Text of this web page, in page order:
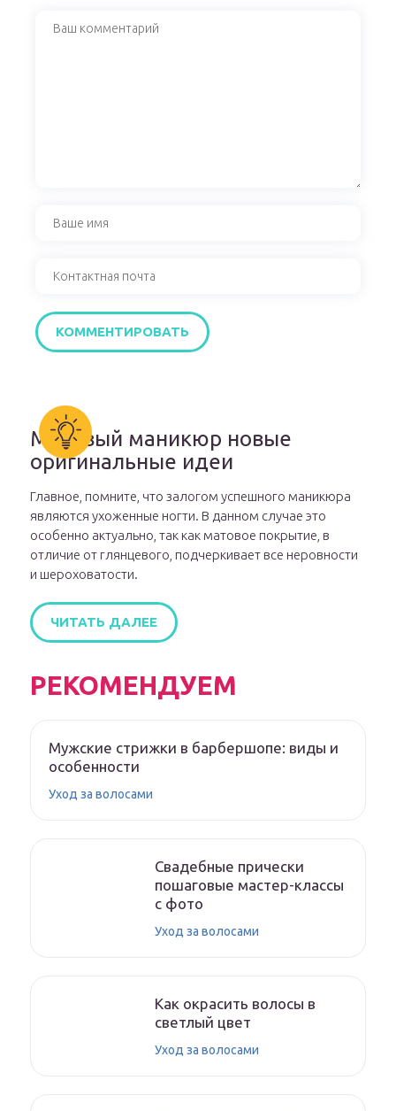
Матовый маникюр новые
оригинальные идеи
Главное, помните, что залогом успешного маникюра
являются ухоженные ногти. В данном случае это
особенно актуально, так как матовое покрытие, в
отличие от глянцевого, подчеркивает все неровности
и шероховатости.
ЧИТАТЬ ДАЛЕЕ
РЕКОМЕНДУЕМ
Мужские стрижки в барбершопе: виды и
особенности
Уход за волосами
Свадебные прически
пошаговые мастер-классы
с фото
Уход за волосами
Как окрасить волосы в
светлый цвет
Уход за волосами